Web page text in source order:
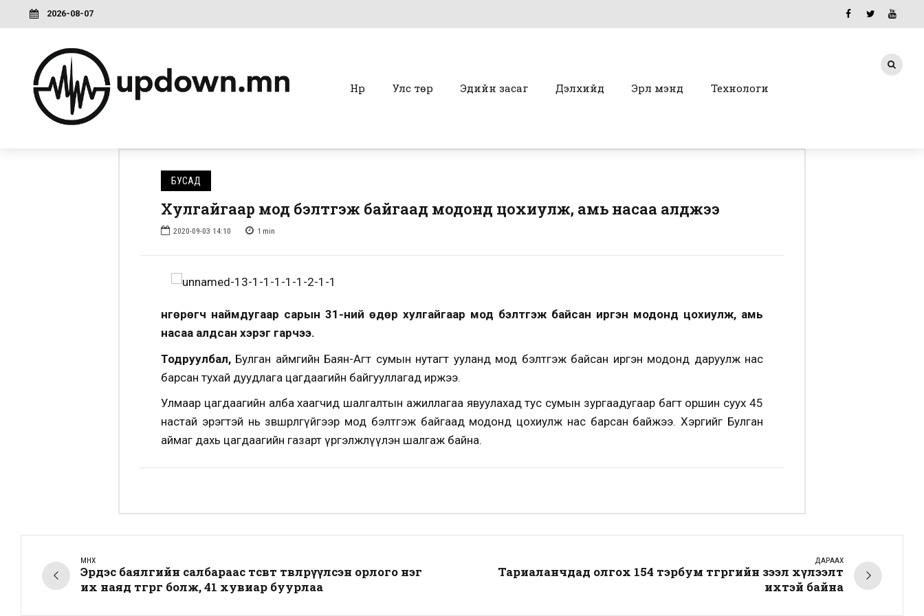
2026-08-07
Нүүр Улс төр Эдийн засаг Дэлхийд Эрүүл мэнд Технологи
БУСАД
Хулгайгаар мод бэлтгэж байгаад модонд цохиулж, амь насаа алджээ
2020-09-03 14:10 1 min
Өнгөрөгч наймдугаар сарын 31-ний өдөр хулгайгаар мод бэлтгэж байсан иргэн модонд цохиулж, амь
насаа алдсан хэрэг гарчээ.
Тодруулбал, Булган аймгийн Баян-Агт сумын нутагт ууланд мод бэлтгэж байсан иргэн модонд даруулж нас
барсан тухай дуудлага цагдаагийн байгууллагад иржээ.
Улмаар цагдаагийн алба хаагчид шалгалтын ажиллагаа явуулахад тус сумын зургаадугаар багт оршин суух 45
настай эрэгтэй нь зөвшөөрөлгүйгээр мод бэлтгэж байгаад модонд цохиулж нас барсан байжээ. Хэргийг Булган
аймаг дахь цагдаагийн газарт үргэлжлүүлэн шалгаж байна.
ӨМНӨХ
Эрдэс баялгийн салбараас төсөвт төвлөрүүлсэн орлого нэг
их наяд төгрөг болж, 41 хувиар буурлаа
ДАРААХ
Тариаланчдад олгох 154 тэрбум төгрөгийн зээл хүлээлт
ихтэй байна